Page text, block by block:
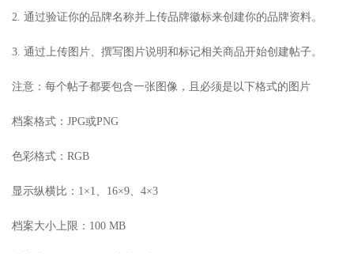
2. 通过验证你的品牌名称并上传品牌徽标来创建你的品牌资料。
3. 通过上传图片、撰写图片说明和标记相关商品开始创建帖子。
注意：每个帖子都要包含一张图像，且必须是以下格式的图片
档案格式：JPG或PNG
色彩格式：RGB
显示纵横比：1×1、16×9、4×3
档案大小上限：100 MB